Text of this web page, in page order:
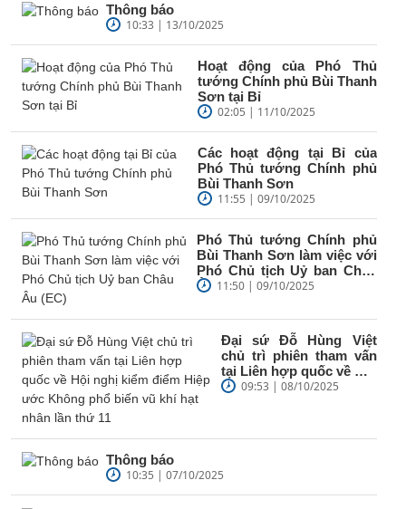
Thông báo
10:33 | 13/10/2025
Hoạt động của Phó Thủ
tướng Chính phủ Bùi Thanh
Sơn tại Bỉ
02:05 | 11/10/2025
Các hoạt động tại Bỉ của
Phó Thủ tướng Chính phủ
Bùi Thanh Sơn
11:55 | 09/10/2025
Phó Thủ tướng Chính phủ
Bùi Thanh Sơn làm việc với
Phó Chủ tịch Uỷ ban Châu
Âu (EC)
11:50 | 09/10/2025
Đại sứ Đỗ Hùng Việt
chủ trì phiên tham vấn
tại Liên hợp quốc về Hội
nghị kiểm điểm Hiệp
09:53 | 08/10/2025
Thông báo
10:35 | 07/10/2025